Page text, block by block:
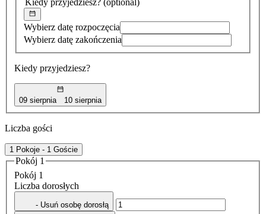
Kiedy przyjedziesz? (optional)
Wybierz datę rozpoczęcia
Wybierz datę zakończenia
Kiedy przyjedziesz?
09 sierpnia 10 sierpnia
Liczba gości
1 Pokoje - 1 Goście
Pokój 1
Pokój 1
Liczba dorosłych
- Usuń osobę dorosłą